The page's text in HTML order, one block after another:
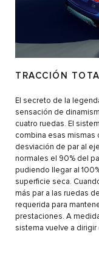
TRACCIÓN
El secreto de la
sensación de
cuatro ruedas. El
combina esas mismas
desviación de par al
normales el 90% del
pudiendo llegar al
superficie seca.
más par a las ruedas
requerida para
prestaciones. A
sistema vuelve a dirigir